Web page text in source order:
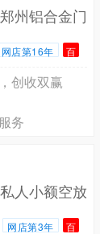
州铝合金门
网店第16年 百
创收双赢
务
人小额空放
网店第3年 百